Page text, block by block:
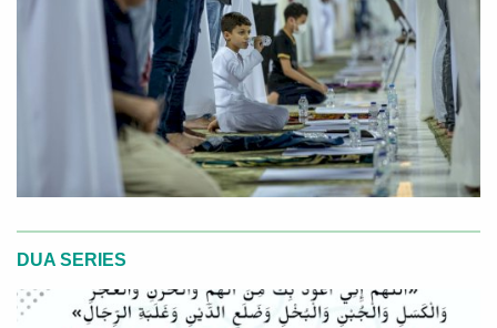
DUA SERIES